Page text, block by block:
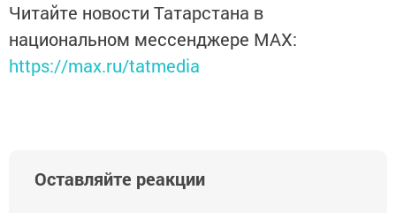
Читайте новости Татарстана в
национальном мессенджере MАХ:
https://max.ru/tatmedia
Оставляйте реакции